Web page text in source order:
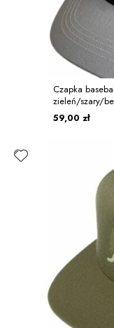
Czapka
zieleń/szary/
59,00 zł